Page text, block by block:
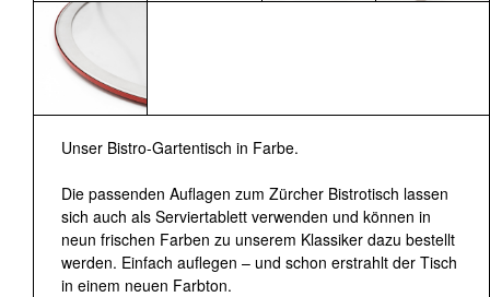
Unser Bistro-Gartentisch in Farbe.
Die passenden Auflagen zum Zürcher Bistrotisch lassen
sich auch als Serviertablett verwenden und können in
neun frischen Farben zu unserem Klassiker dazu bestellt
werden. Einfach auflegen – und schon erstrahlt der Tisch
in einem neuen Farbton.